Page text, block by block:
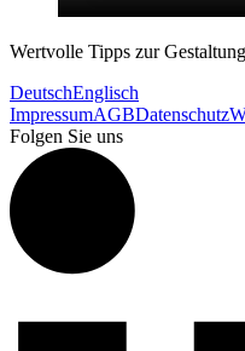
Wertvolle Tipps zur
DeutschEnglisch
ImpressumAGBDatenschutz
Folgen Sie uns